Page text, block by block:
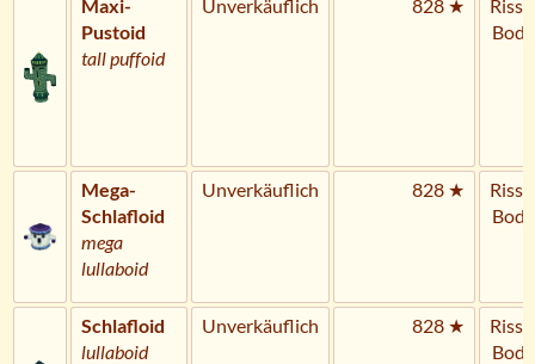
Maxi-
Pustoid
tall puffoid
Unverkäuflich 828 ★
Riss
Mega-
Schlafloid
mega
lullaboid
Unverkäuflich 828 ★
Riss
Schlafloid
lullaboid
Unverkäuflich 828 ★
Riss